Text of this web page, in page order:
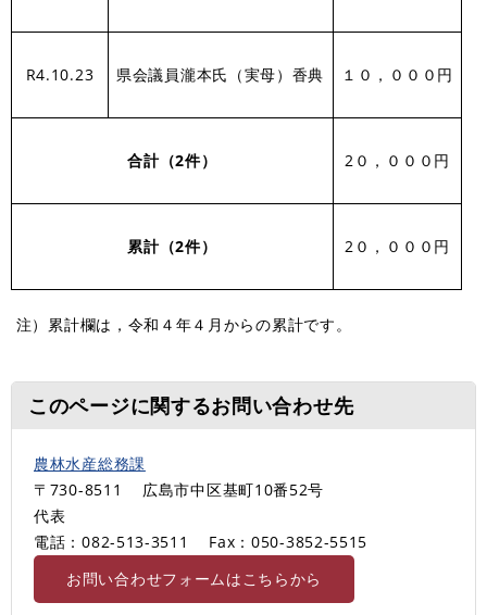
R4.10.23 県会議員瀧本氏（実母）香典 １０，０００円
合計（2件） 2０，０００円
累計（2件） 2０，０００円
注）累計欄は，令和４年４月からの累計です。
このページに関するお問い合わせ先
農林水産総務課
〒730-8511
広島市中区基町10番52号
代表
電話：082-513-3511
Fax：050-3852-5515
お問い合わせフォームはこちらから